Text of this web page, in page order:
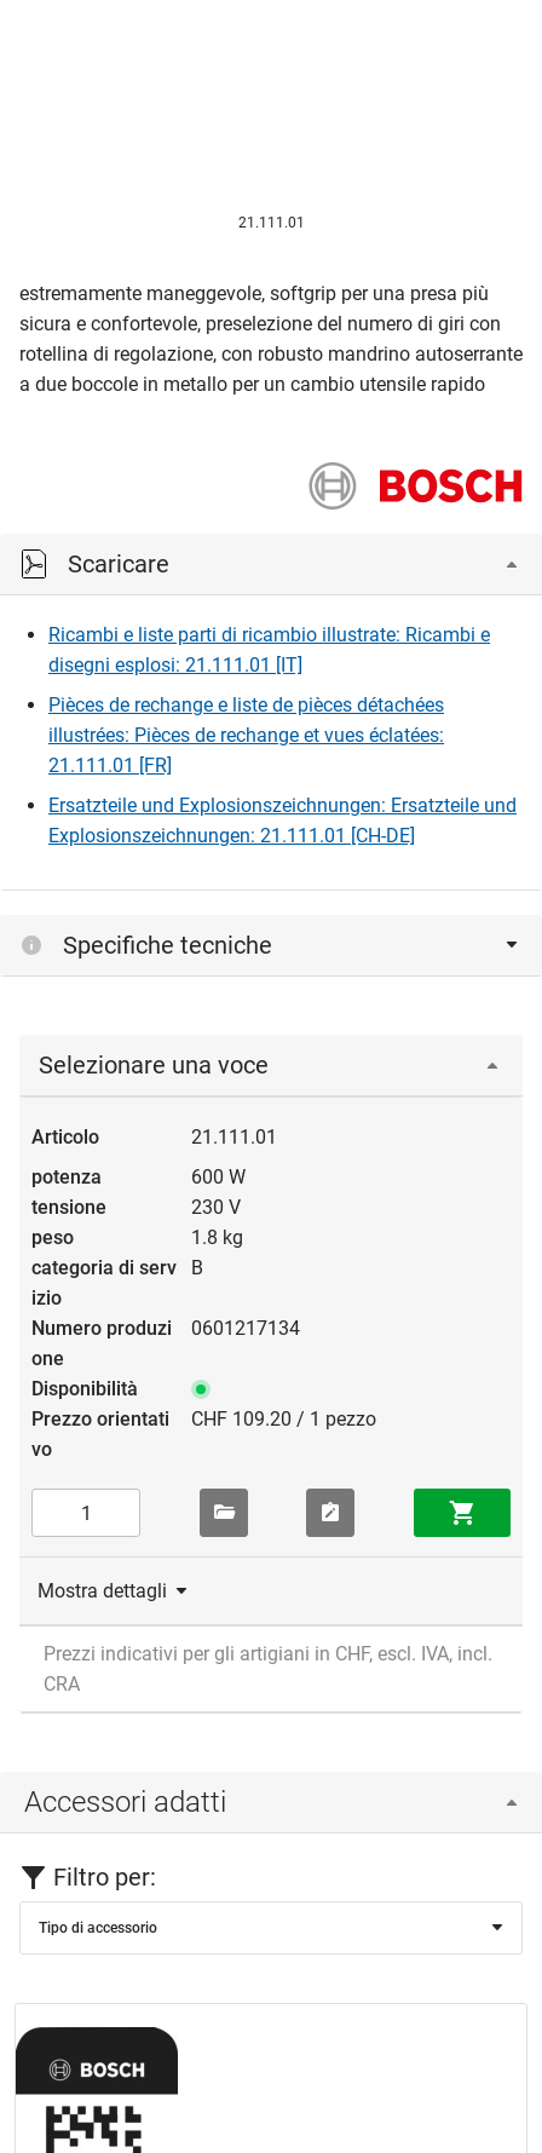
21.111.01
estremamente maneggevole, softgrip per una presa più
sicura e confortevole, preselezione del numero di giri con
rotellina di regolazione, con robusto mandrino autoserrante
a due boccole in metallo per un cambio utensile rapido
Scaricare
Ricambi e liste parti di ricambio illustrate: Ricambi e
disegni esplosi: 21.111.01 [IT]
Pièces de rechange e liste de pièces détachées
illustrées: Pièces de rechange et vues éclatées:
21.111.01 [FR]
Ersatzteile und Explosionszeichnungen: Ersatzteile und
Explosionszeichnungen: 21.111.01 [CH-DE]
Specifiche tecniche
Selezionare una voce
21.111.01
600 W
230 V
1.8 kg
B
0601217134
CHF 109.20 / 1 pezzo
Mostra dettagli
Prezzi indicativi per gli artigiani in CHF, escl. IVA, incl.
CRA
Accessori adatti
Filtro per:
Tipo di accessorio